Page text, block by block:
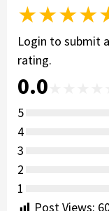
★★★★
Login to submit a
rating.
0.0
5
4
3
2
1
Post Views: